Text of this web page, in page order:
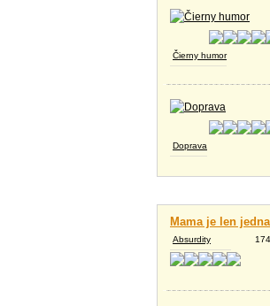
Čierny humor
Doprava
Mama je len
Absurdity